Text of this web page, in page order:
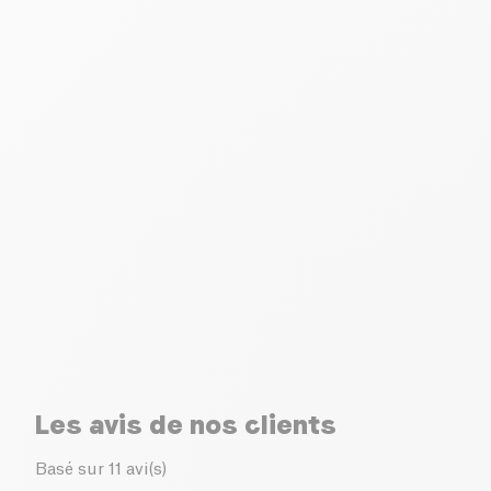
Les avis de nos clients
Basé sur 11 avi(s)